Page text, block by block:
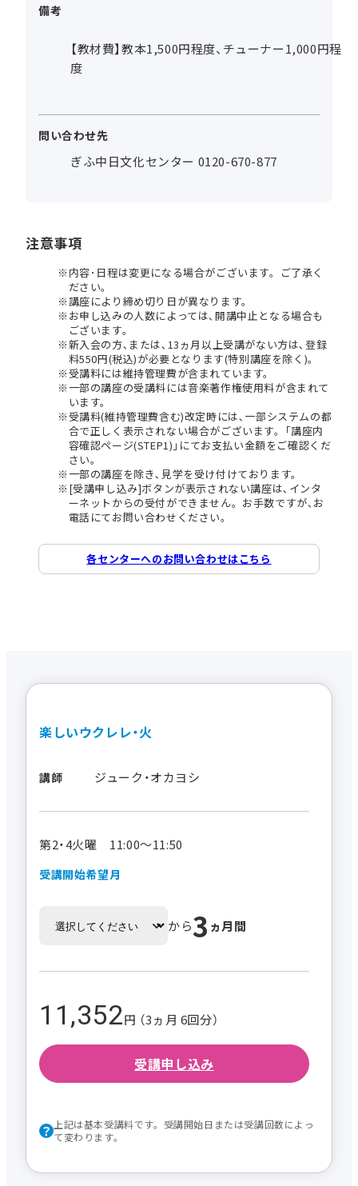
備考
【教材費】教本1,500円程度、チューナー1,000円程
度
問い合わせ先
ぎふ中日文化センター 0120-670-877
注意事項
内容･日程は変更になる場合がございます。ご了承く
ださい。
講座により締め切り日が異なります。
お申し込みの人数によっては､開講中止となる場合も
ございます。
新入会の方､または､13ヵ月以上受講がない方は､登録
料550円(税込)が必要となります(特別講座を除く)。
受講料には維持管理費が含まれています。
一部の講座の受講料には音楽著作権使用料が含まれて
います。
受講料(維持管理費含む)改定時には､一部システムの都
合で正しく表示されない場合がございます。｢講座内
容確認ページ(STEP1)｣にてお支払い金額をご確認くだ
さい。
一部の講座を除き､見学を受け付けております。
[受講申し込み]ボタンが表示されない講座は､インタ
ーネットからの受付ができません。お手数ですが､お
電話にてお問い合わせください。
各センターへのお問い合わせはこちら
楽しいウクレレ・火
講師 ジューク・オカヨシ
第2・4火曜 11:00～11:50
受講開始希望月
から3 ヵ月間
11,352円 （3ヵ月 6回分）
受講申し込み
上記は基本受講料です。受講開始日または受講回数によっ
て変わります。